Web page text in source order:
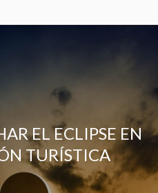
EL ECLIPSE EN
TURÍSTICA